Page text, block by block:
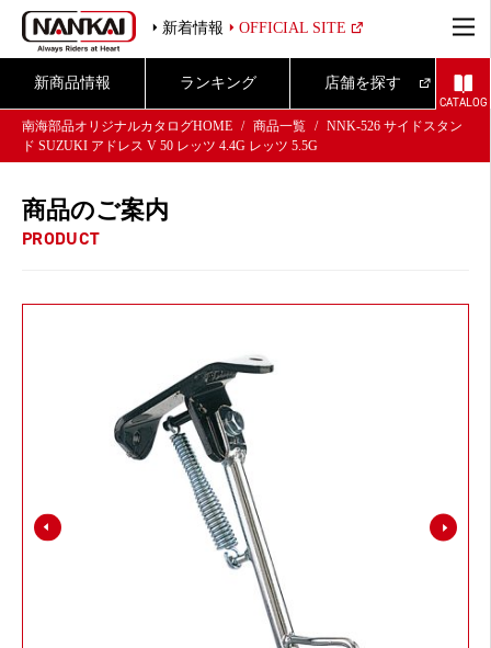
新着情報 OFFICIAL SITE
新商品情報 ランキング 店舗を探す
CATALOG
南海部品オリジナルカタログHOME
商品一覧
NNK-526 サイドスタン
ド SUZUKI アドレス V 50 レッツ 4.4G レッツ 5.5G
商品のご案内
PRODUCT